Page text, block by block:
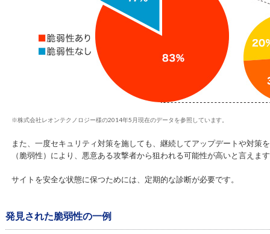
※株式会社レオンテクノロジー様の2014年5月現在のデータを参照しています。
また、一度セキュリティ対策を施しても、継続してアップデートや対策
（脆弱性）により、悪意ある攻撃者から狙われる可能性が高いと言えま
サイトを安全な状態に保つためには、定期的な診断が必要です。
発見された脆弱性の一例